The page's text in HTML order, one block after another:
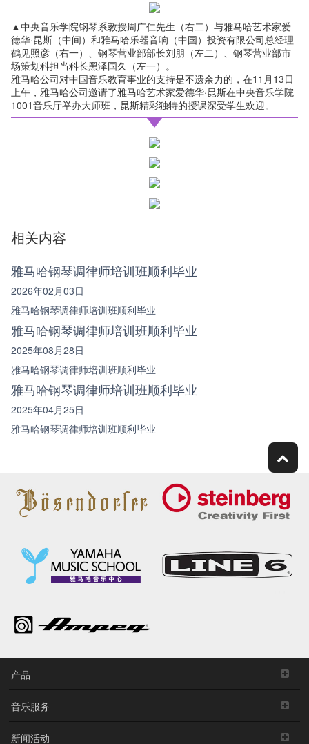
▲中央音乐学院钢琴系教授周广仁先生（右二）与雅马哈艺术家爱
德华·昆斯（中间）和雅马哈乐器音响（中国）投资有限公司总经理
鹤见照彦（右一）、钢琴营业部部长刘朋（左二）、钢琴营业部市
场策划科担当科长黑泽国久（左一）。
雅马哈公司对中国音乐教育事业的支持是不遗余力的，在11月13日
上午，雅马哈公司邀请了雅马哈艺术家爱德华·昆斯在中央音乐学院
1001音乐厅举办大师班，昆斯精彩独特的授课深受学生欢迎。
相关内容
雅马哈钢琴调律师培训班顺利毕业
2026年02月03日
雅马哈钢琴调律师培训班顺利毕业
雅马哈钢琴调律师培训班顺利毕业
2025年08月28日
雅马哈钢琴调律师培训班顺利毕业
雅马哈钢琴调律师培训班顺利毕业
2025年04月25日
雅马哈钢琴调律师培训班顺利毕业
产品
音乐服务
新闻活动